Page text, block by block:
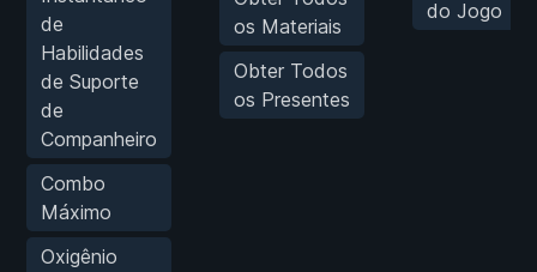
de
Habilidades
de Suporte
de
Companheiro
Combo
Máximo
Oxigênio
os Materiais
Obter Todos
os Presentes
do Jogo